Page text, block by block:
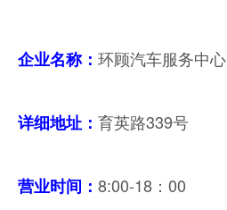
企业名称： 环顾汽车服务中心
详细地址： 育英路339号
营业时间 ： 8:00-18：00